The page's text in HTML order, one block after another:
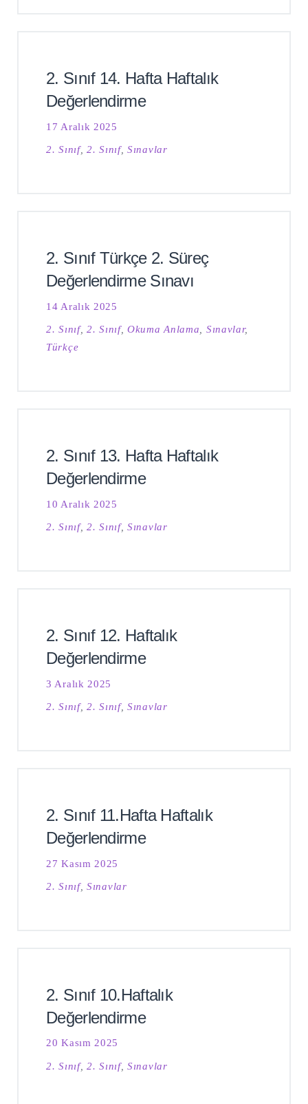
2. Sınıf 14. Hafta Haftalık
Değerlendirme
17 Aralık 2025
2. Sınıf,2. Sınıf,Sınavlar
2. Sınıf Türkçe 2. Süreç
Değerlendirme Sınavı
14 Aralık 2025
2. Sınıf,2. Sınıf,Okuma Anlama, Sınavlar,
Türkçe
2. Sınıf 13. Hafta Haftalık
Değerlendirme
10 Aralık 2025
2. Sınıf,2. Sınıf,Sınavlar
2. Sınıf 12. Haftalık
Değerlendirme
3 Aralık 2025
2. Sınıf,2. Sınıf,Sınavlar
2. Sınıf 11.Hafta Haftalık
Değerlendirme
27 Kasım 2025
2. Sınıf,Sınavlar
2. Sınıf 10.Haftalık
Değerlendirme
20 Kasım 2025
2. Sınıf,2. Sınıf,Sınavlar